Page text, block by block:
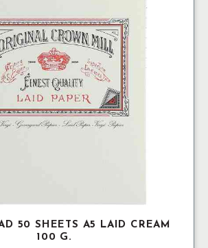
50 SHEETS A5 LAID CREAM
100 G.